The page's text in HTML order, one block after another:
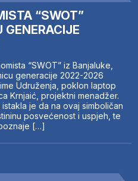
“SWOT”
GENERACIJE
“SWOT” iz Banjaluke,
generacije 2022-2026
Udruženja, poklon laptop
Krnjaić, projektni menadžer.
je da na ovaj simboličan
posvećenost i uspjeh, te
[…]